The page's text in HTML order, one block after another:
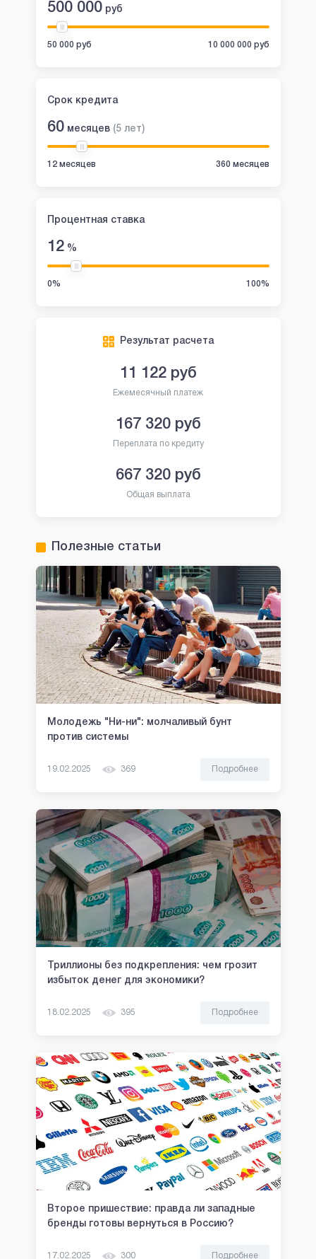
500 000 руб
50 000 руб 10 000 000 руб
Срок кредита
60 месяцев (5 лет)
12 месяцев 360 месяцев
Процентная ставка
12%
0% 100%
Результат расчета
11 122руб
Ежемесячный платеж
167 320руб
Переплата по кредиту
667 320руб
Общая выплата
Полезные статьи
Молодежь "Ни-ни": молчаливый бунт
против системы
19.02.2025 369 Подробнее
Триллионы без подкрепления: чем грозит
избыток денег для экономики?
18.02.2025 395 Подробнее
Второе пришествие: правда ли западные
бренды готовы вернуться в Россию?
17.02.2025 300 Подробнее